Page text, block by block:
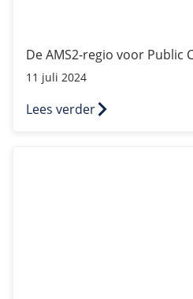
De AMS2-regio voor Public
11 juli 2024
Lees verder